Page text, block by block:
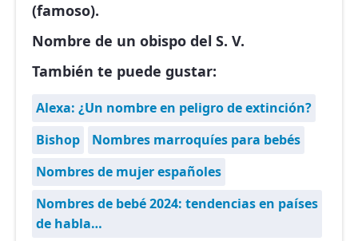
(famoso).
Nombre de un obispo del S. V.
También te puede gustar:
Alexa: ¿Un nombre en peligro de extinción?
Bishop
Nombres marroquíes para bebés
Nombres de mujer españoles
Nombres de bebé 2024: tendencias en países
de habla…